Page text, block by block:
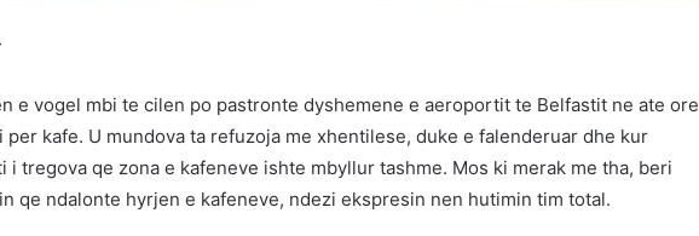
e vogel mbi te cilen po pastronte dyshemene e aeroportit te Belfastit ne ate ore
kafe. U mundova ta refuzoja me xhentilese, duke e falenderuar dhe kur
i tregova qe zona e kafeneve ishte mbyllur tashme. Mos ki merak me tha, beri
qe ndalonte hyrjen e kafeneve, ndezi ekspresin nen hutimin tim total.